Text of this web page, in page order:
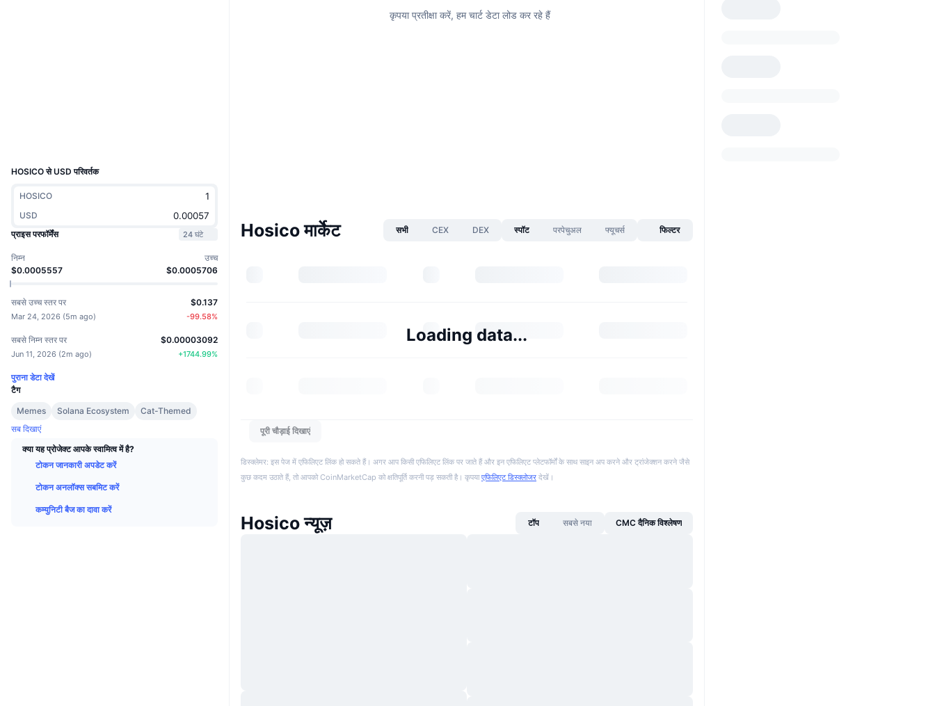
HOSICO से USD परिवर्तक
HOSICO
USD
प्राइस परफॉर्मेंस
24 घंटे
निम्न
$0.0005557
उच्च
$0.0005706
सबसे उच्च स्तर पर
Mar 24, 2026 (5m ago)
$0.137
-99.58%
सबसे निम्न स्तर पर
Jun 11, 2026 (2m ago)
$0.00003092
+1744.99%
पुराना डेटा देखें
टैग
Memes
Solana Ecosystem
Cat-Themed
सब दिखाएं
क्या यह प्रोजेक्ट आपके स्वामित्व में है?
टोकन जानकारी अपडेट करें
टोकन अनलॉक्स सबमिट करें
कम्युनिटी बैज का दावा करें
कृपया प्रतीक्षा करें, हम चार्ट डेटा लोड कर रहे हैं
Hosico मार्केट सभी CEX DEX स्पॉट परपेचुअल फ्यूचर्स फिल्टर
Loading data...
पूरी चौड़ाई दिखाएं
डिस्क्लेमर: इस पेज में एफिलिएट लिंक हो सकते हैं। अगर आप किसी एफिलिएट लिंक पर जाते हैं और इन एफिलिएट प्लेटफॉर्मों के साथ साइन अप करने और ट्रांजेक्शन करने जैसे
कुछ कदम उठाते हैं, तो आपको CoinMarketCap को क्षतिपूर्ति करनी पड़ सकती है। कृपयाएफिलिएट डिस्क्लोजर देखें।
Hosico न्यूज़ टॉप सबसे नया CMC दैनिक विश्लेषण